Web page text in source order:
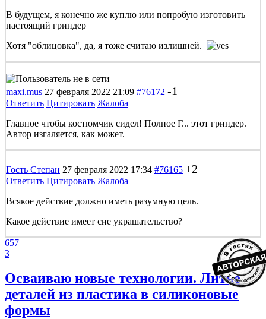
В будущем, я конечно же куплю или попробую изготовить
настоящий гриндер
Хотя "облицовка", да, я тоже считаю излишней.
maxi.mus 27 февраля 2022 21:09 #76172 -1
Ответить Цитировать Жалоба
Главное чтобы костюмчик сидел! Полное Г... этот гриндер.
Автор изгаляется, как может.
Гость Степан 27 февраля 2022 17:34 #76165 +2
Ответить Цитировать Жалоба
Всякое действие должно иметь разумную цель.
Какое действие имеет сие украшательство?
657
3
Осваиваю новые технологии. Литье
деталей из пластика в силиконовые
формы